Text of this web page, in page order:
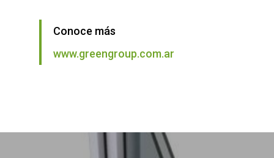
Conoce más
www.greengroup.com.ar